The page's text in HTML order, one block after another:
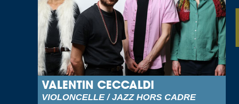
VALENTIN CECCALDI
VIOLONCELLE / JAZZ HORS CADRE